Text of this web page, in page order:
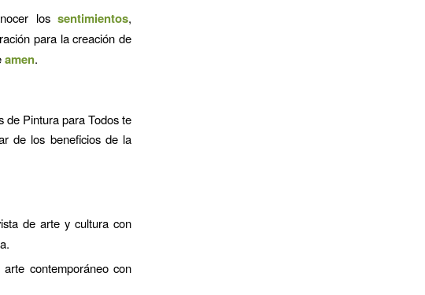
los sentimientos,
para la creación de
amen.
de Pintura para Todos te
de los beneficios de la
de arte y cultura con
contemporáneo con